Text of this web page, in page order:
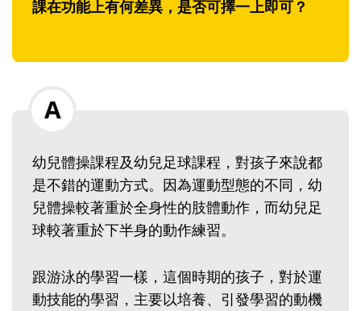
課在功能上有何差異，是否可擇一上即可？
幼兒體操課程及幼兒足球課程，對孩子來說都
是不錯的運動方式。因為運動型態的不同，幼
兒體操較著重於全身性的肢體動作，而幼兒足
球較著重於下半身的動作練習。
跟游泳的學習一樣，這個時期的孩子，對於運
動技能的學習，主要以培養、引發學習的動機